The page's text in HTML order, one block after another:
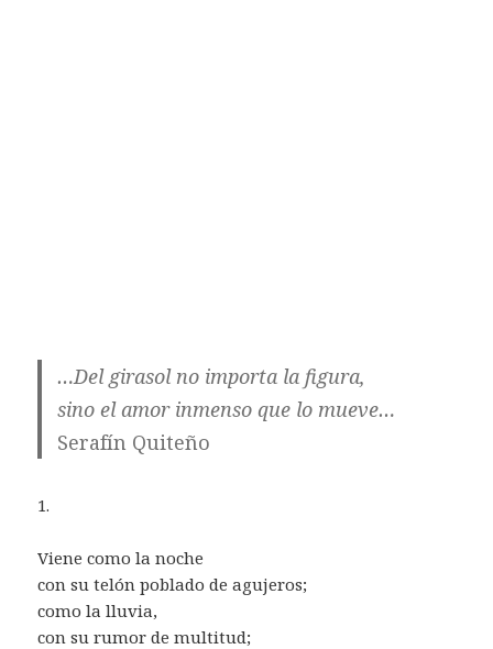
…Del girasol no importa la figura,
sino el amor inmenso que lo mueve…
Serafín Quiteño
1.
Viene como la noche
con su telón poblado de agujeros;
como la lluvia,
con su rumor de multitud;